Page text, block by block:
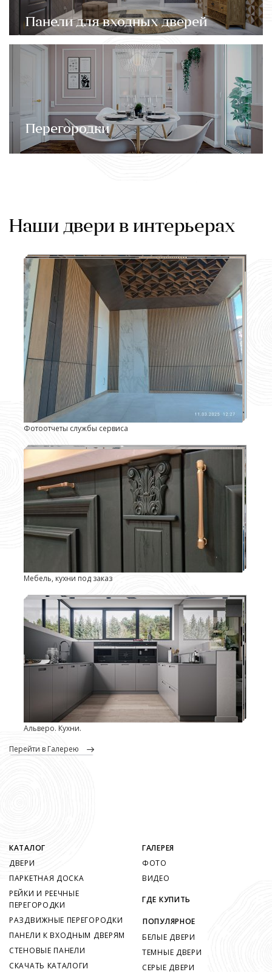
Панели для входных дверей
Перегородки
Наши двери в интерьерах
Фотоотчеты службы сервиса
Мебель, кухни под заказ
Альверо. Кухни.
перейти в Галерею
КАТАЛОГ
ДВЕРИ
ПАРКЕТНАЯ ДОСКА
РЕЙКИ И РЕЕЧНЫЕ
ПЕРЕГОРОДКИ
РАЗДВИЖНЫЕ ПЕРЕГОРОДКИ
ПАНЕЛИ К ВХОДНЫМ ДВЕРЯМ
СТЕНОВЫЕ ПАНЕЛИ
СКАЧАТЬ КАТАЛОГИ
ГАЛЕРЕЯ
ФОТО
ВИДЕО
ГДЕ КУПИТЬ
ПОПУЛЯРНОЕ
БЕЛЫЕ ДВЕРИ
ТЕМНЫЕ ДВЕРИ
СЕРЫЕ ДВЕРИ